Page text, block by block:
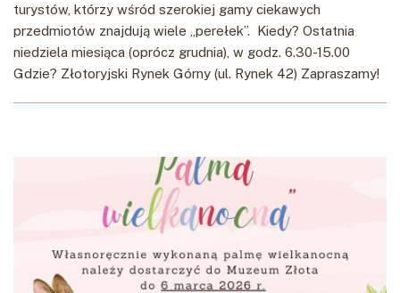
turystów, którzy wśród szerokiej gamy ciekawych
przedmiotów znajdują wiele „perełek”. Kiedy? Ostatnia
niedziela miesiąca (oprócz grudnia), w godz. 6.30-15.00
Gdzie? Złotoryjski Rynek Górny (ul. Rynek 42) Zapraszamy!